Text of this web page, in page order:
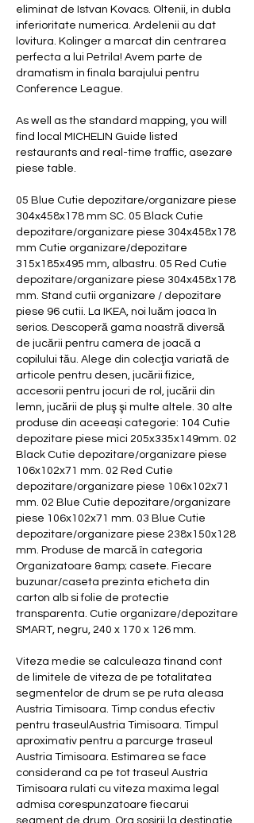
eliminat de Istvan Kovacs. Oltenii, in dubla
inferioritate numerica. Ardelenii au dat
lovitura. Kolinger a marcat din centrarea
perfecta a lui Petrila! Avem parte de
dramatism in finala barajului pentru
Conference League.
As well as the standard mapping, you will
find local MICHELIN Guide listed
restaurants and real-time traffic, asezare
piese table.
05 Blue Cutie depozitare/organizare piese
304x458x178 mm SC. 05 Black Cutie
depozitare/organizare piese 304x458x178
mm Cutie organizare/depozitare
315x185x495 mm, albastru. 05 Red Cutie
depozitare/organizare piese 304x458x178
mm. Stand cutii organizare / depozitare
piese 96 cutii. La IKEA, noi luăm joaca în
serios. Descoperă gama noastră diversă
de jucării pentru camera de joacă a
copilului tău. Alege din colecţia variată de
articole pentru desen, jucării fizice,
accesorii pentru jocuri de rol, jucării din
lemn, jucării de pluş şi multe altele. 30 alte
produse din aceeași categorie: 104 Cutie
depozitare piese mici 205x335x149mm. 02
Black Cutie depozitare/organizare piese
106x102x71 mm. 02 Red Cutie
depozitare/organizare piese 106x102x71
mm. 02 Blue Cutie depozitare/organizare
piese 106x102x71 mm. 03 Blue Cutie
depozitare/organizare piese 238x150x128
mm. Produse de marcă în categoria
Organizatoare &amp; casete. Fiecare
buzunar/caseta prezinta eticheta din
carton alb si folie de protectie
transparenta. Cutie organizare/depozitare
SMART, negru, 240 x 170 x 126 mm.
Viteza medie se calculeaza tinand cont
de limitele de viteza de pe totalitatea
segmentelor de drum se pe ruta aleasa
Austria Timisoara. Timp condus efectiv
pentru traseulAustria Timisoara. Timpul
aproximativ pentru a parcurge traseul
Austria Timisoara. Estimarea se face
considerand ca pe tot traseul Austria
Timisoara rulati cu viteza maxima legal
admisa corespunzatoare fiecarui
segment de drum. Ora sosirii la destinatie